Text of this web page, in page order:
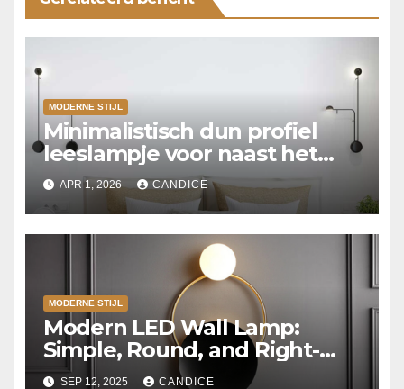
MODERNE STIJL
Minimalistisch dun profiel
leeslampje voor naast het
bed
APR 1, 2026 CANDICE
MODERNE STIJL
Modern LED Wall Lamp:
Simple, Round, and Right-
Angled
SEP 12, 2025 CANDICE